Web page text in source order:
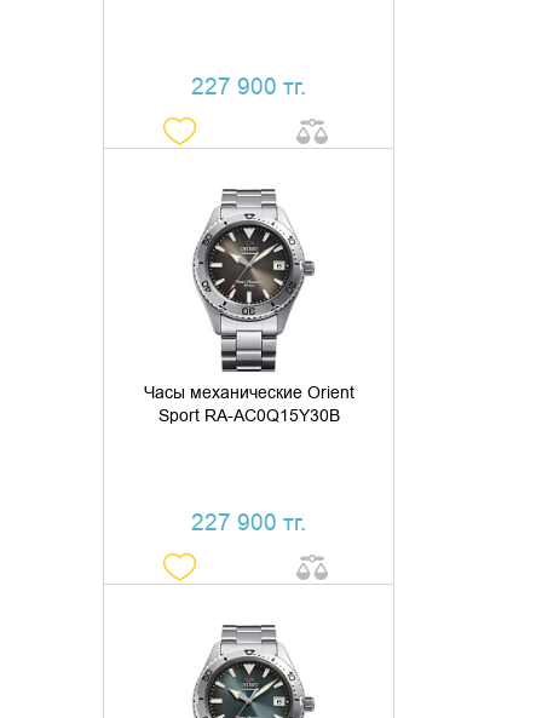
227 900 тг.
Часы механические Orient
Sport RA-AC0Q15Y30B
227 900 тг.
ДОБАВИТЬ В КОРЗИНУ
КУПИТЬ В 1 КЛИК
ДОБАВИТЬ В КОРЗИНУ
КУПИТЬ В 1 КЛИК